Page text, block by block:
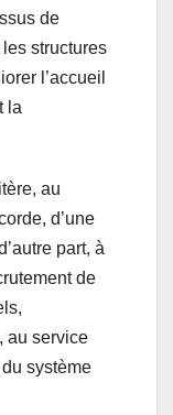
de
structures
l’accueil
la
au
d’une
part, à
de
au service
système